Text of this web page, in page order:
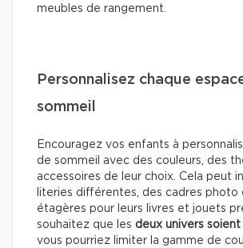
meubles de rangement.
Personnalisez chaque
sommeil
Encouragez vos enfants à
de sommeil avec des couleurs, des
accessoires de leur choix. Cela peut
literies différentes, des cadres photo
étagères pour leurs livres et jouets
souhaitez que les deux univers
vous pourriez limiter la gamme de